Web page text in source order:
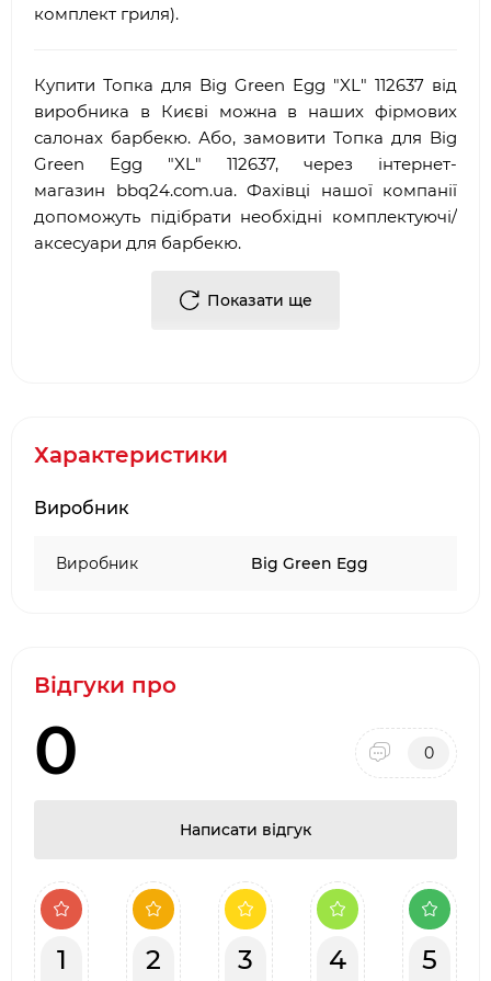
комплект гриля).
Купити Топка для Big Green Egg "XL" 112637 від
виробника в Києві можна в наших фірмових
салонах барбекю. Або, замовити Топка для Big
Green Egg "XL" 112637, через інтернет-
магазин bbq24.com.ua. Фахівці нашої компанії
допоможуть підібрати необхідні комплектуючі/
аксесуари для барбекю.
Багаторічний досвід роботи у сфері
·
ТЦ Аракс, ТЦ 4
Києві
Показати ще
Характеристики
Виробник
Виробник Big Green Egg
Відгуки про
0 0
Написати відгук
1 2 3 4 5